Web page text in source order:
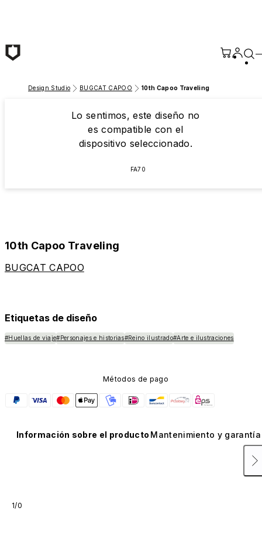
Design Studio BUGCAT CAPOO 10th Capoo Traveling
Lo sentimos, este diseño no
es compatible con el
dispositivo seleccionado.
FA70
10th Capoo Traveling
BUGCAT CAPOO
Etiquetas de diseño
#Huellas de viaje#Personajes e historias#Reino ilustrado#Arte e ilustraciones
Métodos de pago
Información sobre el producto Mantenimiento y garantía
1/0